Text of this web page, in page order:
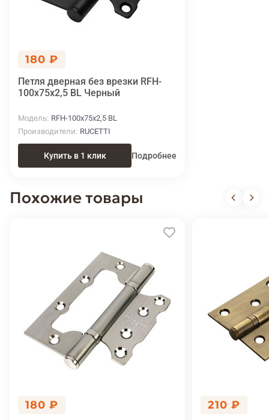
180 ₽
Петля дверная без врезки RFH-
100x75x2,5 BL Черный
Модель RFH-100x75x2,5 BL
Производители RUCETTI
Купить в 1 клик Подробнее
Похожие товары
180 ₽ 210 ₽